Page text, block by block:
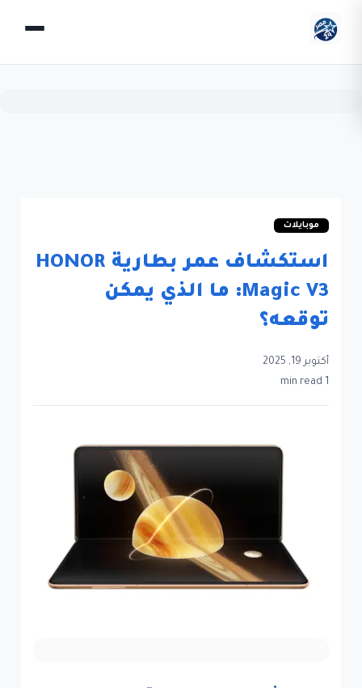
موبايلات
استكشاف عمر بطارية HONOR
Magic V3: ما الذي يمكن
توقعه؟
أكتوبر 19, 2025
1 min read